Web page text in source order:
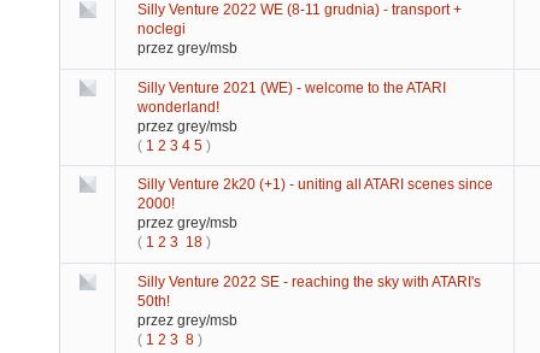
Silly Venture 2022 WE (8-11 grudnia) - transport +
noclegi
przez grey/msb
Silly Venture 2021 (WE) - welcome to the ATARI
wonderland!
przez grey/msb
( 1 2 3 4 5 )
Silly Venture 2k20 (+1) - uniting all ATARI scenes since
2000!
przez grey/msb
( 1 2 3 18 )
Silly Venture 2022 SE - reaching the sky with ATARI's
50th!
przez grey/msb
( 1 2 3 8 )